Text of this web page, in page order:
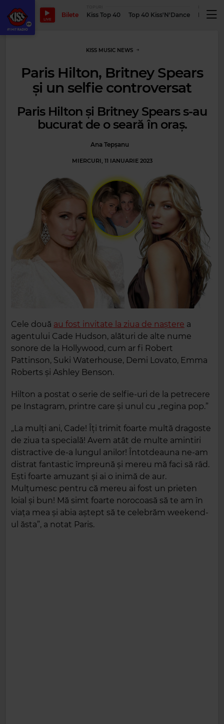
LIVE
Bilete Kiss Top 40 Top 40 Kiss'N'Dance
KISS MUSIC NEWS
Paris Hilton, Britney Spears
și un selfie controversat
Paris Hilton și Britney Spears s-au
bucurat de o seară în oraș.
Ana Tepșanu
MIERCURI, 11 IANUARIE 2023
Cele două au fost invitate la ziua de naștere a
agentului Cade Hudson, alături de alte nume
sonore de la Hollywood, cum ar fi Robert
Pattinson, Suki Waterhouse, Demi Lovato, Emma
Roberts și Ashley Benson.
Hilton a postat o serie de selfie-uri de la petrecere
pe Instagram, printre care și unul cu „regina pop.”
„La mulți ani, Cade! Îți trimit foarte multă dragoste
de ziua ta specială! Avem atât de multe amintiri
distractive de-a lungul anilor! Întotdeauna ne-am
distrat fantastic împreună și mereu mă faci să râd.
Ești foarte amuzant și ai o inimă de aur.
Mulțumesc pentru că mereu ai fost un prieten
loial și bun! Mă simt foarte norocoasă să te am în
viața mea și abia aștept să te celebrăm weekend-
ul ăsta”, a notat Paris.